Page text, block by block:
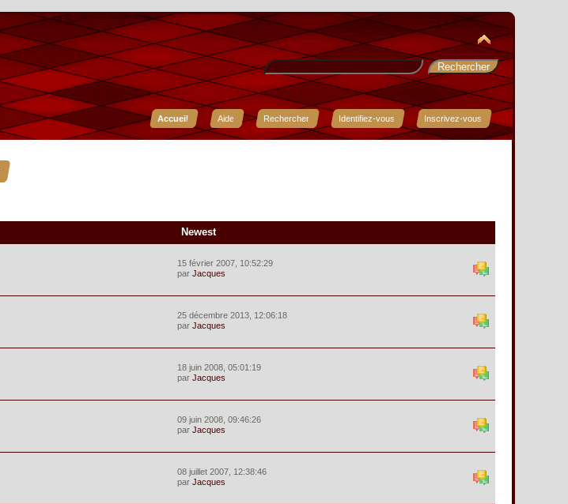
Accueil
Aide Rechercher Identifiez-vous Inscrivez-vous
Newest
15 février 2007, 10:52:29
parJacques
25 décembre 2013, 12:06:18
parJacques
18 juin 2008, 05:01:19
parJacques
09 juin 2008, 09:46:26
parJacques
08 juillet 2007, 12:38:46
parJacques